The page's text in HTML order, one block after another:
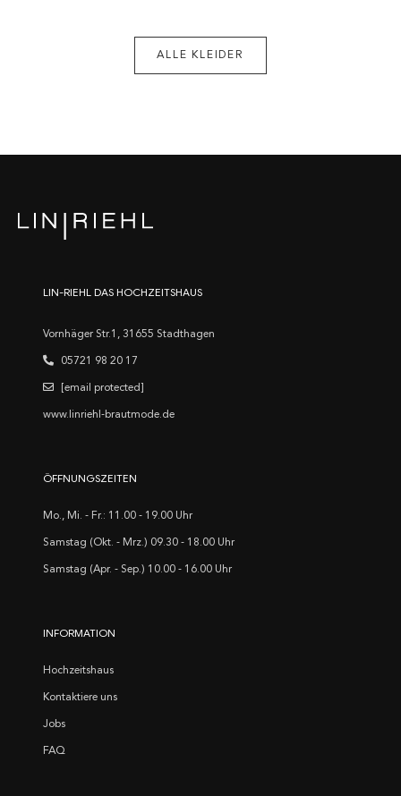
ALLE KLEIDER
LIN-RIEHL DAS HOCHZEITSHAUS
Vornhäger Str.1, 31655 Stadthagen
05721 98 20 17
[email protected]
www.linriehl-brautmode.de
ÖFFNUNGSZEITEN
Mo., Mi. - Fr.: 11.00 - 19.00 Uhr
Samstag (Okt. - Mrz.) 09.30 - 18.00 Uhr
Samstag (Apr. - Sep.) 10.00 - 16.00 Uhr
INFORMATION
Hochzeitshaus
Kontaktiere uns
Jobs
FAQ